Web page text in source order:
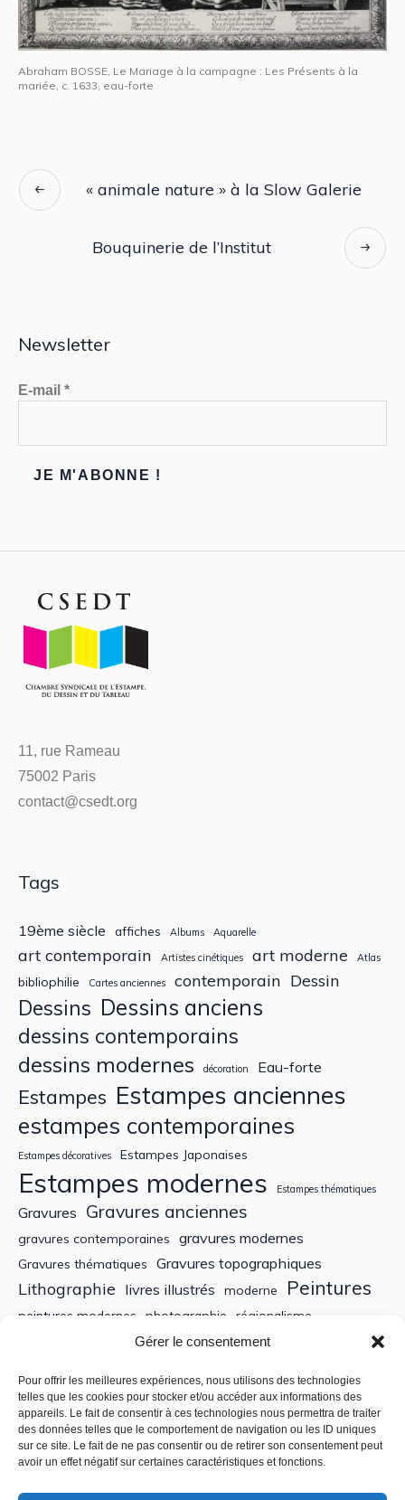
Gérer le consentement
Pour offrir les meilleures expériences, nous utilisons des technologies
telles que les cookies pour stocker et/ou accéder aux informations des
appareils. Le fait de consentir à ces technologies nous permettra de traiter
des données telles que le comportement de navigation ou les ID uniques
sur ce site. Le fait de ne pas consentir ou de retirer son consentement peut
avoir un effet négatif sur certaines caractéristiques et fonctions.
Abraham BOSSE, Le Mariage à la campagne : Les Présents à la
mariée, c. 1633, eau-forte
« animale nature » à la Slow Galerie
Bouquinerie de l’Institut
Newsletter
E-mail *
11, rue Rameau
75002 Paris
contact@csedt.org
Tags
19ème siècle affiches Albums Aquarelle
art contemporain Artistes cinétiques art moderne Atlas
bibliophilie Cartes anciennes contemporain Dessin
Dessins Dessins anciens
dessins contemporains
dessins modernes décoration Eau-forte
Estampes Estampes anciennes
estampes contemporaines
Estampes décoratives Estampes Japonaises
Estampes modernes Estampes thématiques
Gravures Gravures anciennes
gravures contemporaines gravures modernes
Gravures thématiques Gravures topographiques
Lithographie livres illustrés moderne Peintures
peintures modernes photographie régionalisme
Tableaux anciens XIXe siècle
Recherche